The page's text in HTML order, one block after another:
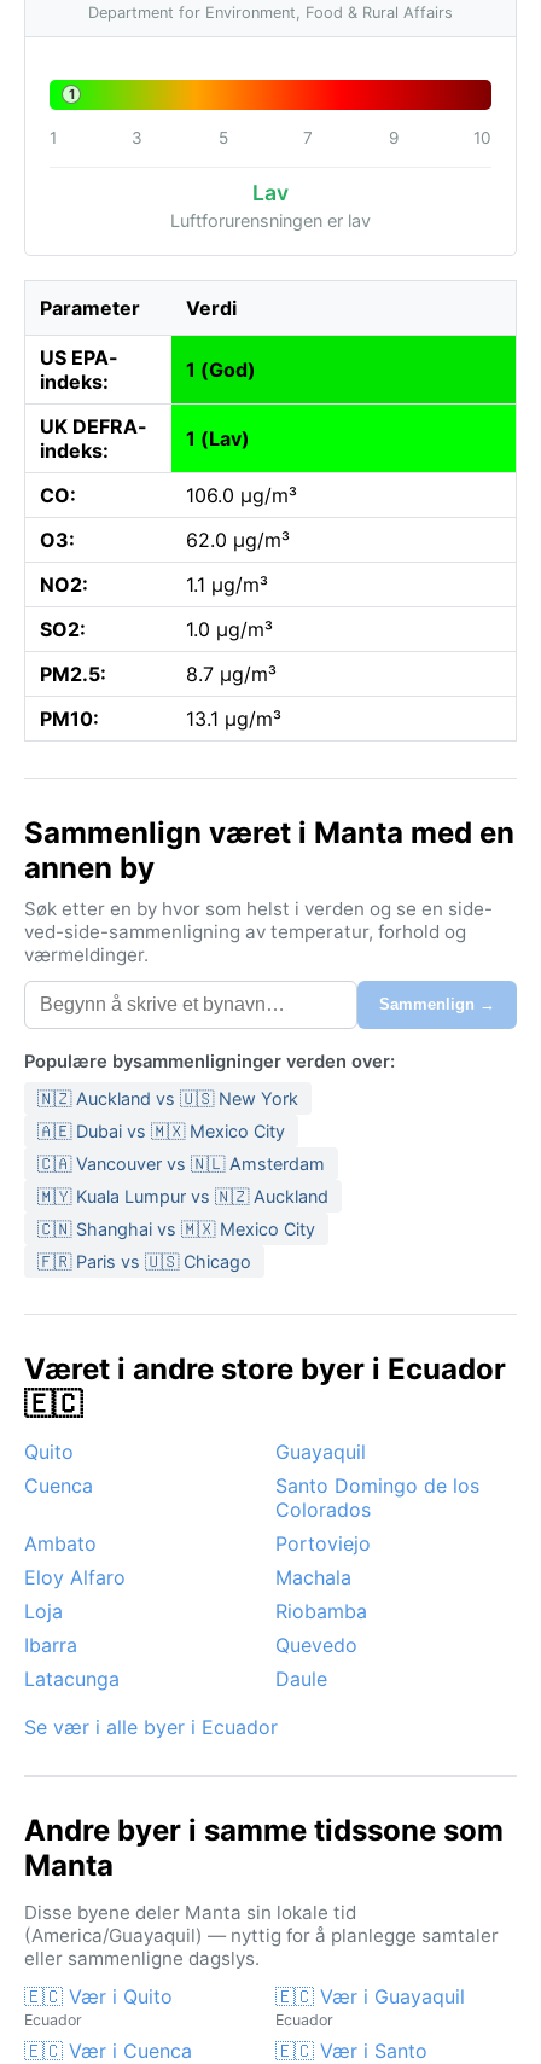
Department for Environment, Food & Rural Affairs
1
1 3 5 7 9 10
Lav
Luftforurensningen er lav
Parameter Verdi
US EPA-
indeks:
1 (God)
UK DEFRA-
indeks:
1 (Lav)
CO:
106.0 µg/m³
O3:
62.0 µg/m³
NO2:
1.1 µg/m³
SO2:
1.0 µg/m³
PM2.5:
8.7 µg/m³
PM10:
13.1 µg/m³
Sammenlign været i Manta med en
annen by
Søk etter en by hvor som helst i verden og se en side-
ved-side-sammenligning av temperatur, forhold og
værmeldinger.
Sammenlign →
Populære bysammenligninger verden over:
🇳🇿 Auckland vs 🇺🇸 New York
🇦🇪 Dubai vs 🇲🇽 Mexico City
🇨🇦 Vancouver vs 🇳🇱 Amsterdam
🇲🇾 Kuala Lumpur vs 🇳🇿 Auckland
🇨🇳 Shanghai vs 🇲🇽 Mexico City
🇫🇷 Paris vs 🇺🇸 Chicago
Været i andre store byer i Ecuador
🇪🇨
Quito
Guayaquil
Cuenca
Santo Domingo de los
Colorados
Ambato
Portoviejo
Eloy Alfaro
Machala
Loja
Riobamba
Ibarra
Quevedo
Latacunga
Daule
Se vær i alle byer i Ecuador
Andre byer i samme tidssone som
Manta
Disse byene deler Manta sin lokale tid
(America/Guayaquil) — nyttig for å planlegge samtaler
eller sammenligne dagslys.
🇪🇨 Vær i Quito
Ecuador
🇪🇨 Vær i Guayaquil
Ecuador
🇪🇨 Vær i Cuenca
🇪🇨 Vær i Santo